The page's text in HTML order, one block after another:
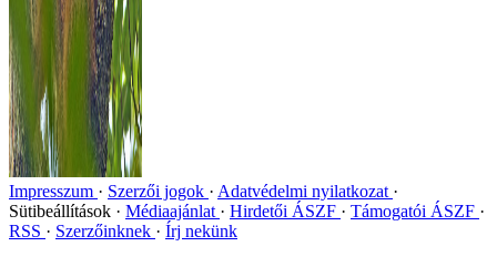
Impresszum Szerzői jogok
Adatvédelmi nyilatkozat
Sütibeállítások
Médiaajánlat Hirdetői ÁSZF
Támogatói ÁSZF
RSS
Szerzőinknek Írj nekünk